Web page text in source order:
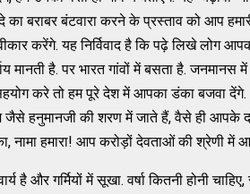
का बराबर बंटवारा करने के प्रस्ताव को आप
करेंगे. यह निर्विवाद है कि पढ़े लिखे लोग
मानती है. पर भारत गांवों में बसता है. जनमानस
करे तो हम पूरे देश में आपका डंका बजवा देंगे.
हनुमानजी की शरण में जाते हैं, वैसे ही आपके
नामा हमारा! आप करोड़ों देवताओं की श्रेणी में
है और गर्मियों में सूखा. वर्षा कितनी होनी